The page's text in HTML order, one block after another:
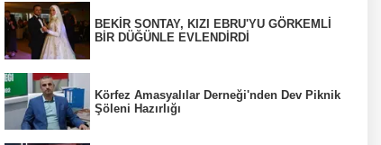
BEKİR SONTAY, KIZI EBRU'YU GÖRKEMLİ
BİR DÜĞÜNLE EVLENDİRDİ
Körfez Amasyalılar Derneği'nden Dev Piknik
Şöleni Hazırlığı